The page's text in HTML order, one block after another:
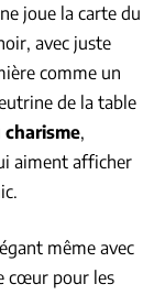
joue la carte du
avec juste
comme un
de la table
charisme,
aiment afficher
même avec
cœur pour les